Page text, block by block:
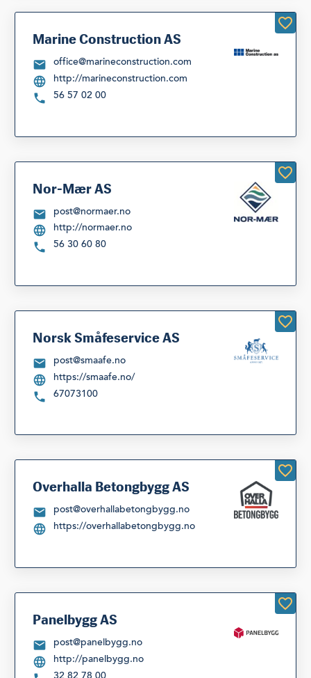
Marine Construction AS
office@marineconstruction.com
http://marineconstruction.com
56 57 02 00
Nor-Mær AS
post@normaer.no
http://normaer.no
56 30 60 80
Norsk Småfeservice AS
post@smaafe.no
https://smaafe.no/
67073100
Overhalla Betongbygg AS
post@overhallabetongbygg.no
https://overhallabetongbygg.no
Panelbygg AS
post@panelbygg.no
http://panelbygg.no
32 82 78 00